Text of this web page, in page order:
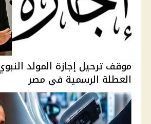
العطلة الرسمية في مصر